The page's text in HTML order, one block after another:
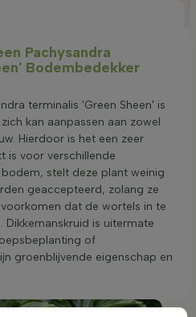
Pachysandra
Bodembedekker
terminalis 'Green Sheen' is
kan aanpassen aan zowel
Hierdoor is het een zeer
is voor verschillende
stelt deze plant weinig
geaccepteerd, zolang ze
dat de wortels in te
is uitermate
of
groenblijvende eigenschap en